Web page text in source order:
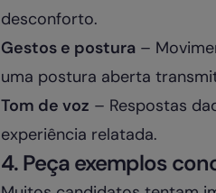
desconforto.
Gestos e postura–
uma postura aberta
Tom de voz – Respostas
experiência relatada.
4. Peça exemplos